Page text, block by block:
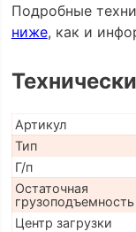
Подробные
ниже, как и
Артикул
Тип
Г/п
Остаточная
грузоподъемность
Центр загрузки